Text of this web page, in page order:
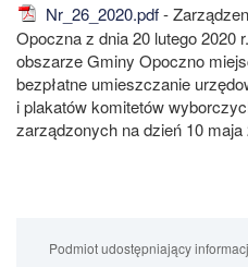
Nr_26_2020.pdf-
Opoczna z dnia 20 lutego 2020
obszarze Gminy Opoczno
bezpłatne umieszczanie
i plakatów komitetów
zarządzonych na dzień 10 maja
Podmiot udostępniający